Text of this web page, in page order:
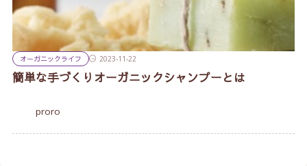
オーガニックライフ 2023-11-22
簡単な手づくりオーガニックシャンプーとは
proro